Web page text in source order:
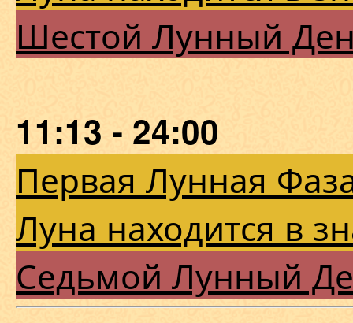
Шестой Лунный
11:13 - 24:00
Первая Лунная
Луна находится в
Седьмой Лунный